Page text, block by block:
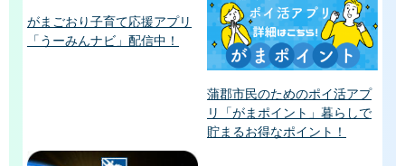
がまごおり子育て応援アプリ
「うーみんナビ」配信中！
蒲郡市民のためのポイ活アプ
リ「がまポイント」暮らしで
貯まるお得なポイント！